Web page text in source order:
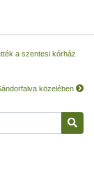
a szentesi kórház
közelében